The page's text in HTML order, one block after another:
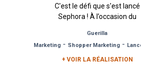
C'est le défi que s'est lancé
Sephora ! À l’occasion du
Von D, vendue exclusivement
chez Sephora, Urban...
Guerilla
Marketing - Shopper Marketing -
+ VOIR LA RÉALISATION